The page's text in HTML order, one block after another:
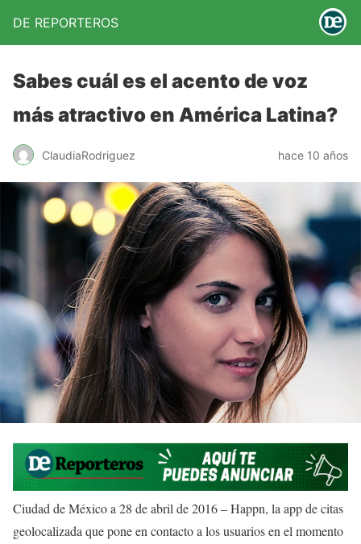
DE REPORTEROS
Sabes cuál es el acento de voz
más atractivo en América Latina?
ClaudiaRodriguez hace 10 años
Ciudad de México a 28 de abril de 2016 – Happn, la app de citas
geolocalizada que pone en contacto a los usuarios en el momento